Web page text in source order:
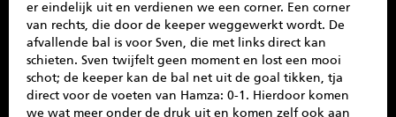
er eindelijk uit en verdienen we een corner. Een corner
van rechts, die door de keeper weggewerkt wordt. De
afvallende bal is voor Sven, die met links direct kan
schieten. Sven twijfelt geen moment en lost een mooi
schot; de keeper kan de bal net uit de goal tikken, tja
direct voor de voeten van Hamza: 0-1. Hierdoor komen
we wat meer onder de druk uit en komen zelf ook aan